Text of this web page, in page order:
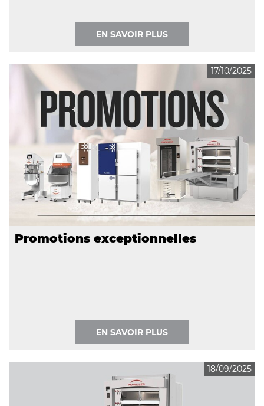
EN SAVOIR PLUS
17/10/2025
Promotions exceptionnelles
EN SAVOIR PLUS
18/09/2025